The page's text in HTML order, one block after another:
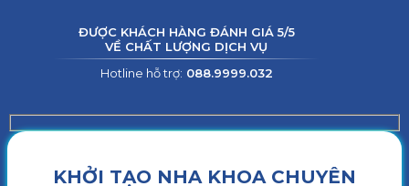
ĐƯỢC KHÁCH HÀNG ĐÁNH GIÁ 5/5
VỀ CHẤT LƯỢNG DỊCH VỤ
Hotline hỗ trợ: 088.9999.032
KHỞI TẠO NHA KHOA CHUYÊN